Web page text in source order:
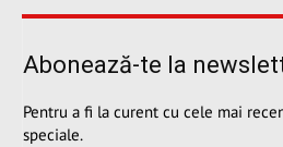
Abonează-te la
Pentru a fi la curent cu cele mai
speciale.